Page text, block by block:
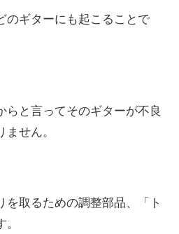
のギターにも起こることで
らと言ってそのギターが不良
せん。
を取るための調整部品、「ト